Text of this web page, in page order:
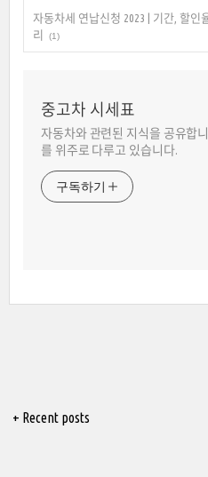
자동차세 연납신청 2023 | 기간, 할인
리
(1)
중고차 시세표
자동차와 관련된 지식을 공유합
를 위주로 다루고 있습니다.
구독하기
+ Recent posts